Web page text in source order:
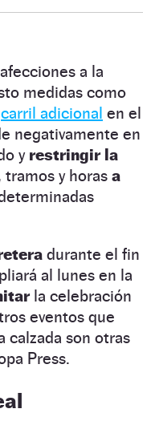
a la
medidas como
carril adicional en el
negativamente en
y restringir la
y horas a
durante el fin
al lunes en la
la celebración
eventos que
calzada son otras
Press.